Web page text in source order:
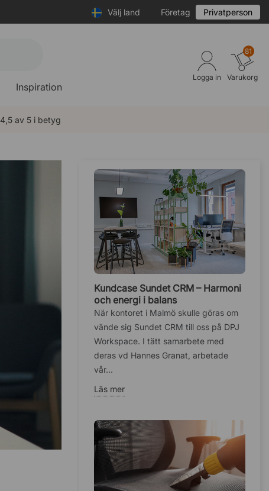
Välj land Företag Privatperson
Inspiration
Logga in
81
Varukorg
4,5 av 5 i betyg
Kundcase Sundet CRM – Harmoni
och energi i balans
När kontoret i Malmö skulle göras om
vände sig Sundet CRM till oss på DPJ
Workspace. I tätt samarbete med
deras vd Hannes Granat, arbetade
vår...
Läs mer